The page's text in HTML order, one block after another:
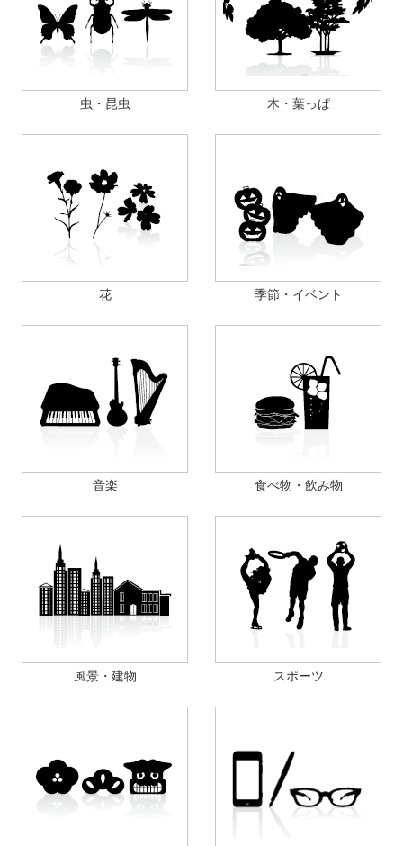
虫・昆虫 木・葉っぱ
花 季節・イベント
音楽 食べ物・飲み物
風景・建物 スポーツ